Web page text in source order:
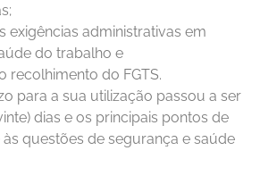
exigências administrativas em
do trabalho e
recolhimento do FGTS.
para a sua utilização passou a ser
dias e os principais pontos de
questões de segurança e saúde